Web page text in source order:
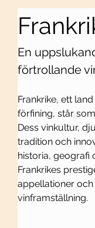
En
förtrollande
Frankrike, ett
förfining, står
Dess vinkultur,
tradition och
historia, geografi
Frankrikes
appellationer
vinframställning.